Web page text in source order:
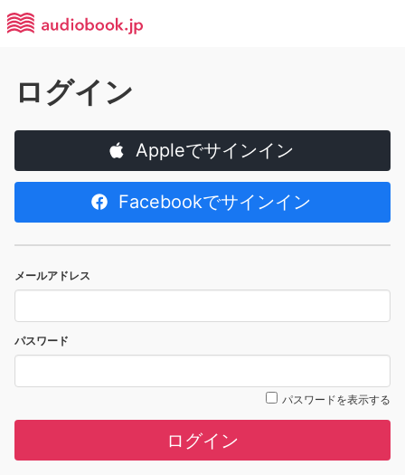
ログイン
Appleでサインイン
Facebookでサインイン
メールアドレス
パスワード
パスワードを表示する
ログイン